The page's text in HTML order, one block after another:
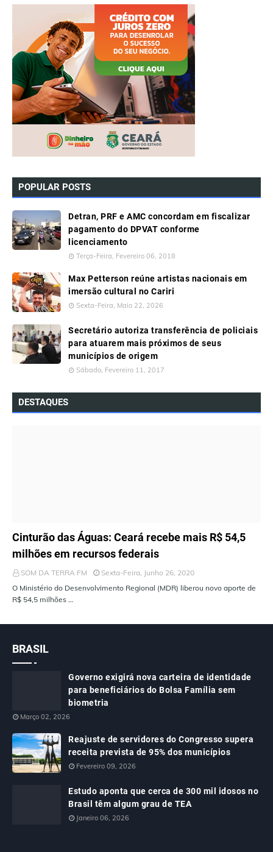
POPULAR POSTS
Detran, PRF e AMC concordam em fiscalizar
pagamento do DPVAT conforme
licenciamento
Terça-Feira, Fevereiro 06, 2018
Max Petterson reúne artistas nacionais em
imersão cultural no Cariri
Sexta-Feira, Maio 22, 2026
Secretário autoriza transferência de policiais
para atuarem mais próximos de seus
municípios de origem
Sábado, Fevereiro 11, 2017
DESTAQUES
ÚLTIMAS NOTÍCIAS
Cinturão das Águas: Ceará recebe mais R$ 54,5
milhões em recursos federais
SOM DA TERRA FM
Sexta-Feira, Junho 26, 2020
O Ministério do Desenvolvimento Regional (MDR) liberou novo aporte de
R$ 54,5 milhões …
BRASIL
Governo exigirá nova carteira de identidade
para beneficiários do Bolsa Família sem
biometria
Março 02, 2026
Reajuste de servidores do Congresso supera
receita prevista de 95% dos municípios
Fevereiro 09, 2026
Estudo aponta que cerca de 300 mil idosos no
Brasil têm algum grau de TEA
Janeiro 06, 2026